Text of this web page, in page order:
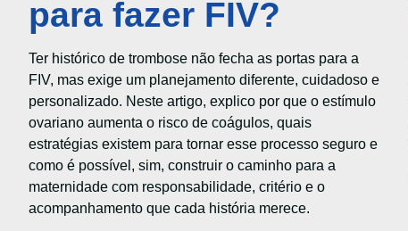
para fazer FIV?
Ter histórico de trombose não fecha as portas para a
FIV, mas exige um planejamento diferente, cuidadoso e
personalizado. Neste artigo, explico por que o estímulo
ovariano aumenta o risco de coágulos, quais
estratégias existem para tornar esse processo seguro e
como é possível, sim, construir o caminho para a
maternidade com responsabilidade, critério e o
acompanhamento que cada história merece.